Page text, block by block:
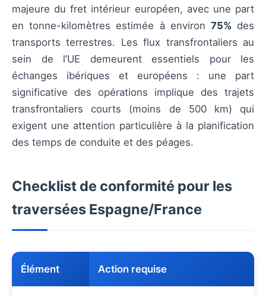
majeure du fret intérieur européen, avec une part
en tonne-kilomètres estimée à environ 75% des
transports terrestres. Les flux transfrontaliers au
sein de l’UE demeurent essentiels pour les
échanges ibériques et européens : une part
significative des opérations implique des trajets
transfrontaliers courts (moins de 500 km) qui
exigent une attention particulière à la planification
des temps de conduite et des péages.
Checklist de conformité pour les
traversées Espagne/France
Élément Action requise